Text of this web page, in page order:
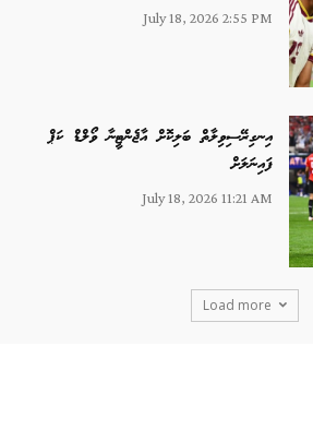
July 18, 2026 2:55 PM
އިނގިރޭސިވިލާތް ބަލިކޮށް އާޖެންޓީނާ ވޯލްޑް ކަޕް
ފައިނަލަށް
July 18, 2026 11:21 AM
Load more